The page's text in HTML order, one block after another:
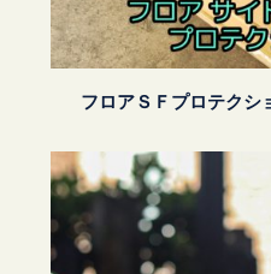
フロアＳＦプロテクシ